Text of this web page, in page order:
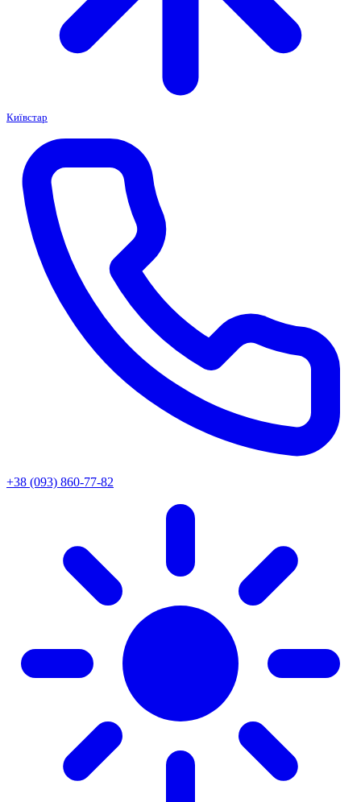
Київстар
+38 (093) 860-77-82